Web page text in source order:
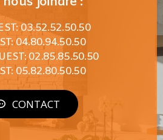
03.52.52.50.50
04.80.94.50.50
02.85.85.50.50
05.82.80.50.50
CONTACT